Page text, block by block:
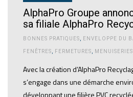
AlphaPro Groupe
sa filiale AlphaPro
BONNES PRATIQUES ENVELOPPE DU
FENÊTRES FERMETURES MENUISERIES
Avec la création d’AlphaPro
s’engage dans une démarche
développant une filière PVC